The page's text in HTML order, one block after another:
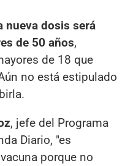
nueva dosis será
de 50 años,
de 18 que
no está estipulado
, jefe del Programa
Diario, "es
porque no